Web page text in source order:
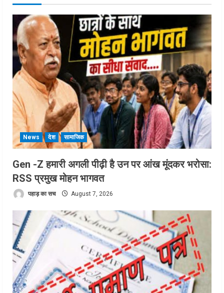
News देश सामाजिक
Gen -Z हमारी अगली पीढ़ी है उन पर आंख मूंदकर भरोसा:
RSS प्रमुख मोहन भागवत
पहाड़ का सच August 7, 2026